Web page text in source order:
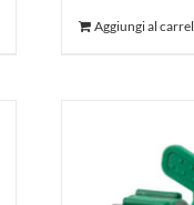
Aggiungi al